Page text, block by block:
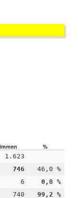
%
1.623
746 46,0 %
6 0,8 %
740 99,2 %